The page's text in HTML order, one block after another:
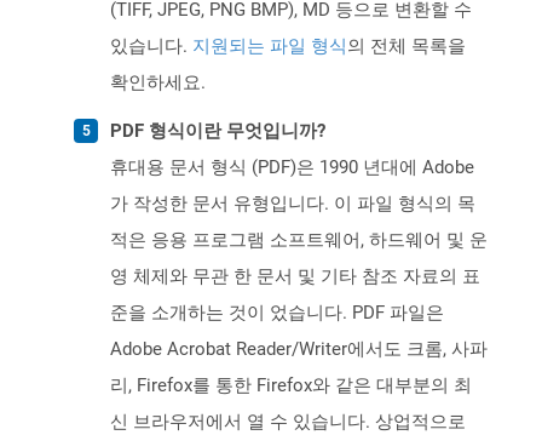
(TIFF, JPEG, PNG BMP), MD 등으로 변환할 수
있습니다. 지원되는 파일 형식의 전체 목록을
확인하세요.
PDF 형식이란 무엇입니까?
휴대용 문서 형식 (PDF)은 1990 년대에 Adobe
가 작성한 문서 유형입니다. 이 파일 형식의 목
적은 응용 프로그램 소프트웨어, 하드웨어 및 운
영 체제와 무관 한 문서 및 기타 참조 자료의 표
준을 소개하는 것이 었습니다. PDF 파일은
Adobe Acrobat Reader/Writer에서도 크롬, 사파
리, Firefox를 통한 Firefox와 같은 대부분의 최
신 브라우저에서 열 수 있습니다. 상업적으로